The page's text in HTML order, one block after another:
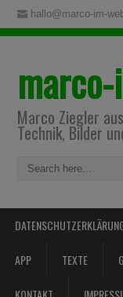
hallo@marco-im-
Marco Ziegler
Technik, Bilder
APP TEXTE